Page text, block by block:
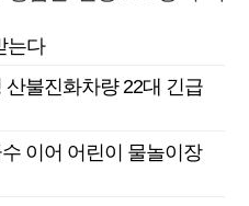
는다
불진화차량 22대 긴급
이어 어린이 물놀이장